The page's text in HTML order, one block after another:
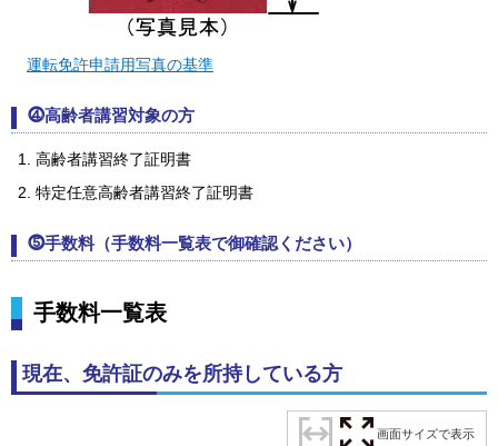
運転免許申請用写真の基準
⓸高齢者講習対象の方
高齢者講習終了証明書
特定任意高齢者講習終了証明書
⓹手数料（手数料一覧表で御確認ください）
手数料一覧表
現在、免許証のみを所持している方
画面サイズで表示